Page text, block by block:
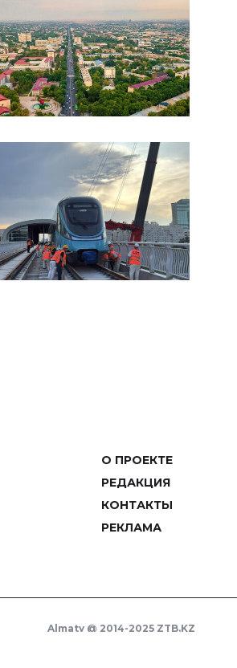
О ПРОЕКТЕ
РЕДАКЦИЯ
КОНТАКТЫ
РЕКЛАМА
Almaty @ 2014-2025 ZTB.KZ